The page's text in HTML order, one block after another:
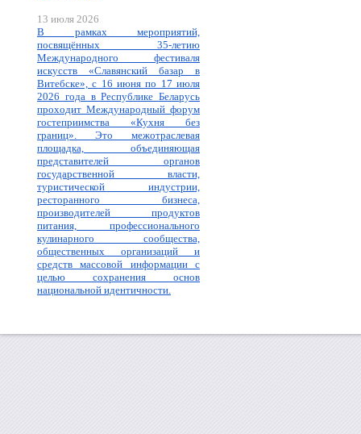
13 июля 2026
В рамках мероприятий,
посвящённых 35-летию
Международного фестиваля
искусств «Славянский базар в
Витебске», с 16 июня по 17 июля
2026 года в Республике Беларусь
проходит Международный форум
гостеприимства «Кухня без
границ». Это межотраслевая
площадка, объединяющая
представителей органов
государственной власти,
туристической индустрии,
ресторанного бизнеса,
производителей продуктов
питания, профессионального
кулинарного сообщества,
общественных организаций и
средств массовой информации с
целью сохранения основ
национальной идентичности.